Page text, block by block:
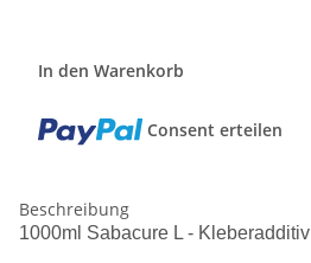
In den Warenkorb
Consent erteilen
Beschreibung
1000ml Sabacure L - Kleberadditiv